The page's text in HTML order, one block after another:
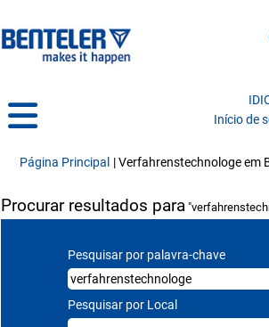
Início de
Página Principal |Verfahrenstechnologe em
Procurar resultados para
Pesquisar por palavra-chave
Pesquisar por Local